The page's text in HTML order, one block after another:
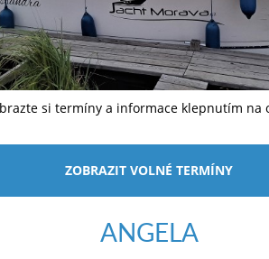
si termíny a informace klepnutím na
ZOBRAZIT VOLNÉ TERMÍNY
ANGELA